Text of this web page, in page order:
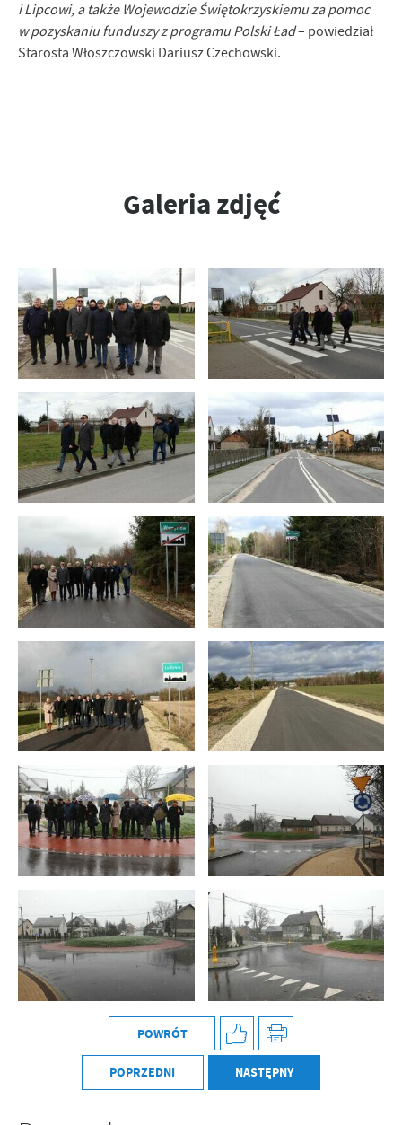
i Lipcowi, a także Wojewodzie Świętokrzyskiemu za pomoc
w pozyskaniu funduszy z programu Polski Ład– powiedział
Starosta Włoszczowski Dariusz Czechowski.
Galeria zdjęć
POWRÓT
POPRZEDNI NASTĘPNY